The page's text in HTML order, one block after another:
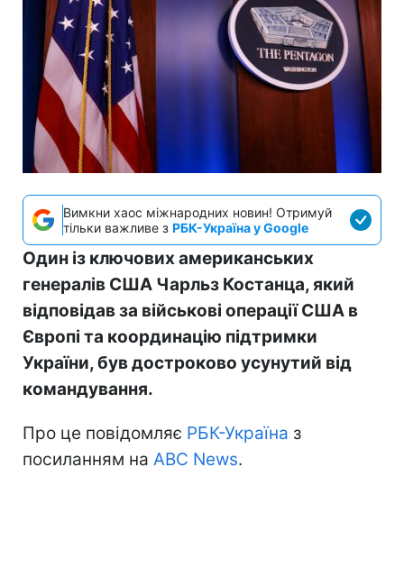
Вимкни хаос міжнародних новин! Отримуй
тільки важливе з РБК-Україна у Google
Один із ключових американських
генералів США Чарльз Костанца, який
відповідав за військові операції США в
Європі та координацію підтримки
України, був достроково усунутий від
командування.
Про це повідомляє РБК-Україна з
посиланням на ABC News.